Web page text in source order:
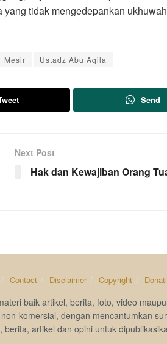
tidak mengedepankan
Mesir Ustadz Abu Aqila
Send
Next Post
Hak dan Kewajiban Orang
Contact Disclaimer Copyright
baik artikel, berita, foto, video
komersial, dengan mencantumkan
berita, artikel dan opini untuk